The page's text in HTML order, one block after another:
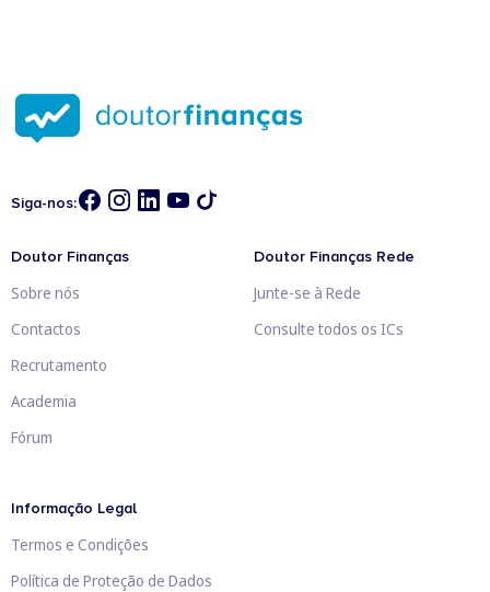
Siga-nos:
Doutor Finanças
Sobre nós
Contactos
Recrutamento
Academia
Fórum
Doutor Finanças Rede
Junte-se à Rede
Consulte todos os ICs
Informação Legal
Termos e Condições
Política de Proteção de Dados